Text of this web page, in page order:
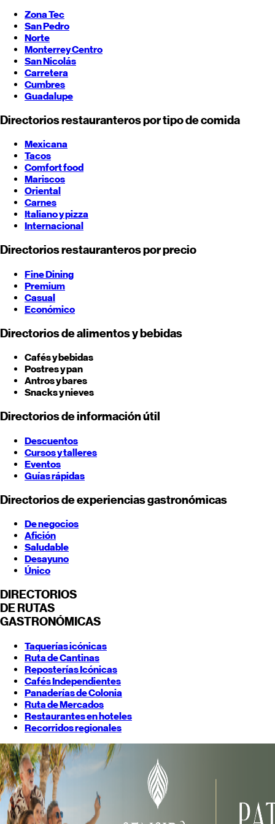
Zona Tec
San Pedro
Norte
MonterreyCentro
San Nicolás
Carretera
Cumbres
Guadalupe
Directorios restauranteros por tipo de comida
Mexicana
Tacos
Comfort food
Mariscos
Oriental
Carnes
Italiano y pizza
Internacional
Directorios restauranteros por precio
Fine Dining
Premium
Casual
Económico
Directorios de alimentos y bebidas
Cafés y bebidas
Postres y pan
Antros y bares
Snacks y nieves
Directorios de información útil
Descuentos
Cursos y talleres
Eventos
Guías rápidas
Directorios de experiencias gastronómicas
De negocios
Afición
Saludable
Desayuno
Único
DIRECTORIOS
DE RUTAS
GASTRONÓMICAS
Taquerías icónicas
Ruta de Cantinas
Reposterías Icónicas
Cafés Independientes
Panaderías de Colonia
Ruta de Mercados
Restaurantes en hoteles
Recorridos regionales